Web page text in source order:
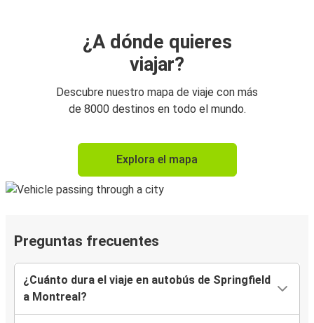
¿A dónde quieres
viajar?
Descubre nuestro mapa de viaje con más
de 8000 destinos en todo el mundo.
Explora el mapa
Preguntas frecuentes
¿Cuánto dura el viaje en autobús de Springfield
a Montreal?